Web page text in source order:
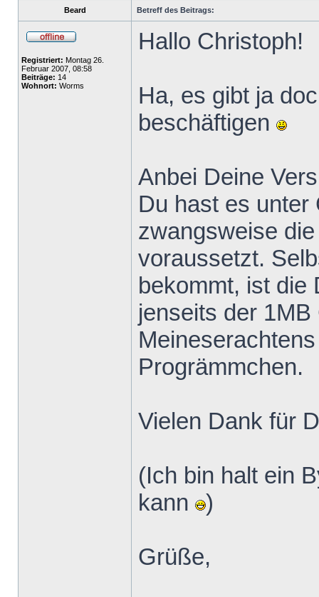
Beard Betreff des Beitrags:
Registriert: Montag 26.
Februar 2007, 08:58
Beiträge: 14
Wohnort: Worms
Hallo Christoph!
Ha, es gibt ja
beschäftigen
Anbei Deine
Du hast es unter
zwangsweise
voraussetzt.
bekommt, ist die
jenseits der 1MB
Progrämmchen.
Vielen Dank für
(Ich bin halt ein
kann
)
Grüße,